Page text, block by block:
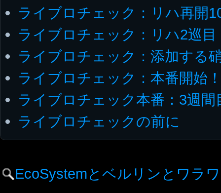
ライブロチェック：リハ再開
ライブロチェック：リハ2巡目
ライブロチェック：添加する
ライブロチェック：本番開始
ライブロチェック本番：3週
ライブロチェックの前に
EcoSystemとベルリンとワラ